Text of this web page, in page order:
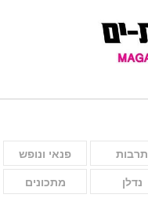
תרבות פנאי ונופש
נדלן מתכונים